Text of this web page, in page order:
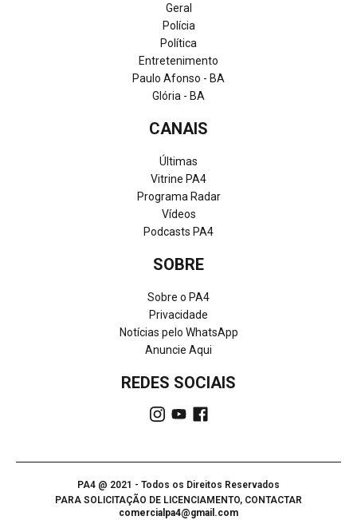
Geral
Polícia
Política
Entretenimento
Paulo Afonso - BA
Glória - BA
CANAIS
Últimas
Vitrine PA4
Programa Radar
Vídeos
Podcasts PA4
SOBRE
Sobre o PA4
Privacidade
Notícias pelo WhatsApp
Anuncie Aqui
REDES SOCIAIS
PA4 @ 2021 - Todos os Direitos Reservados
PARA SOLICITAÇÃO DE LICENCIAMENTO, CONTACTAR
comercialpa4@gmail.com